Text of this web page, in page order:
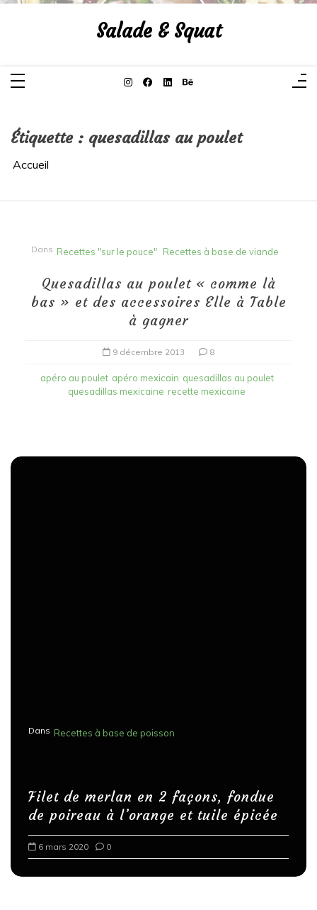
Aller
Salade & Squat
Étiquette : quesadillas au poulet
Accueil
Dans Recettes "sur le pouce" Recettes à base de viande
Quesadillas au poulet « comme là
bas » et des accessoires Elle à Table
à gagner
9 décembre 2013 8
apéro au poulet apéro mexicain quesadillas au poulet
quesadillas mexicaine recette mexicaine
Dans Recettes à base de poisson
Filet de merlan en 2 façons, fondue
de poireau à l’orange et tuile épicée
6 mars 2020 0